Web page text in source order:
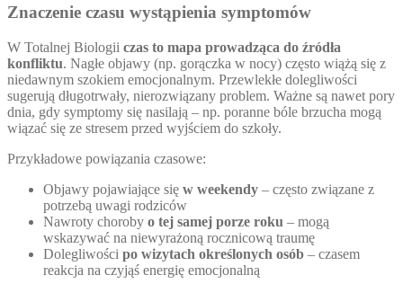
Znaczenie czasu wystąpienia symptomów
W Totalnej Biologii czas to mapa prowadząca do źródła
konfliktu. Nagłe objawy (np. gorączka w nocy) często wiążą się z
niedawnym szokiem emocjonalnym. Przewlekłe dolegliwości
sugerują długotrwały, nierozwiązany problem. Ważne są nawet pory
dnia, gdy symptomy się nasilają – np. poranne bóle brzucha mogą
wiązać się ze stresem przed wyjściem do szkoły.
Przykładowe powiązania czasowe:
Objawy pojawiające się w weekendy – często związane z
potrzebą uwagi rodziców
Nawroty choroby o tej samej porze roku – mogą
wskazywać na niewyrażoną rocznicową traumę
Dolegliwości po wizytach określonych osób – czasem
reakcja na czyjąś energię emocjonalną